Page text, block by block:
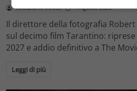
Redazione Velvet 4 Agosto 2026
Il direttore della fotografia
sul decimo film Tarantino:
2027 e addio definitivo a The
Leggi di più